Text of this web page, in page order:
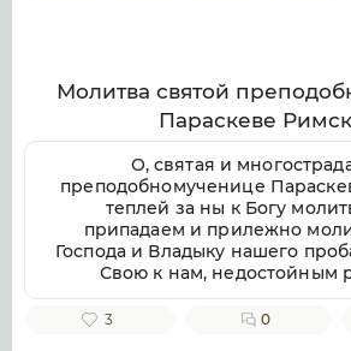
заступления и достойную
приносящих, тебе ублажаем,
воспеваем, чистоты
прославляюще милостиваго
Безначальней Троице
и Святаго Духа, ныне и
веков. Аминь.
Молитва святой
Параскеве
О, святая и
преподобномученице
теплей за ны к Богу
припадаем и прилежно
Господа и Владыку нашего
Свою к нам, недостойным
даровати же нам душевное
здравие, земли
3 0